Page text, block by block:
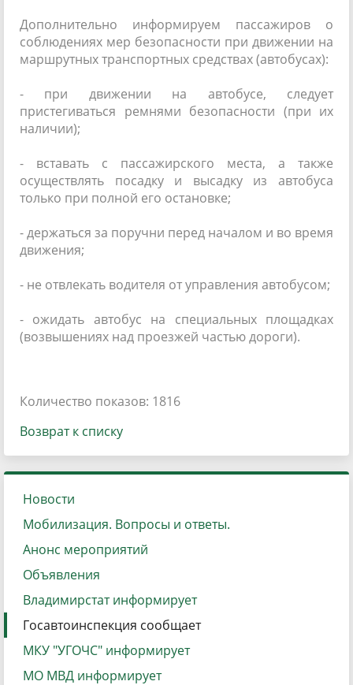
Дополнительно информируем пассажиров о
соблюдениях мер безопасности при движении на
маршрутных транспортных средствах (автобусах):
- при движении на автобусе, следует
пристегиваться ремнями безопасности (при их
наличии);
- вставать с пассажирского места, а также
осуществлять посадку и высадку из автобуса
только при полной его остановке;
- держаться за поручни перед началом и во время
движения;
- не отвлекать водителя от управления автобусом;
- ожидать автобус на специальных площадках
(возвышениях над проезжей частью дороги).
Количество показов: 1816
Возврат к списку
Новости
Мобилизация. Вопросы и ответы.
Анонс мероприятий
Объявления
Владимирстат информирует
Госавтоинспекция сообщает
МКУ "УГОЧС" информирует
МО МВД информирует